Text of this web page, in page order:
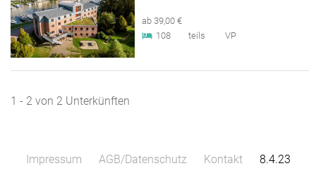
ab 39,00 €
108
teils VP
1 - 2 von 2 Unterkünften
Impressum AGB/Datenschutz Kontakt 8.4.23